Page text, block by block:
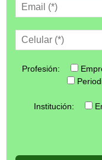
Profesión:
Institución: